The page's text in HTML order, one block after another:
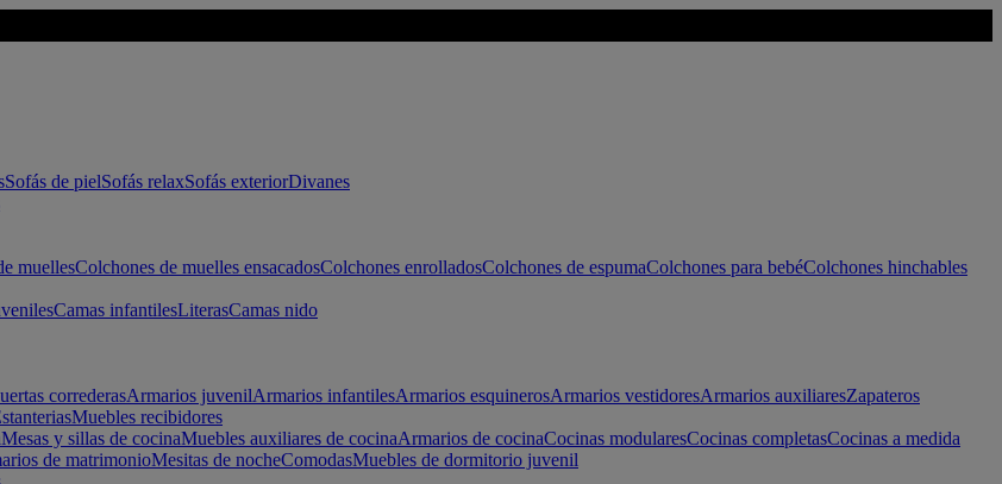
Sofás de pielSofás relaxSofás exteriorDivanes
muellesColchones de muelles ensacadosColchones enrolladosColchones de espumaColchones para bebéColchones hinchables
Camas infantilesLiterasCamas nido
correderasArmarios juvenilArmarios infantilesArmarios esquinerosArmarios vestidoresArmarios auxiliaresZapateros
Muebles recibidores
Mesas y sillas de cocinaMuebles auxiliares de cocinaArmarios de cocinaCocinas modularesCocinas completasCocinas a medida
de matrimonioMesitas de nocheComodasMuebles de dormitorio juvenil